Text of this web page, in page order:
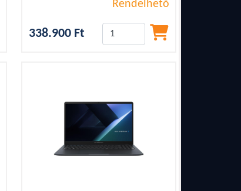
Bluetooth, 2xUSB 3.2, 1xUSB Type-C,
Rendelhető
338.900 Ft